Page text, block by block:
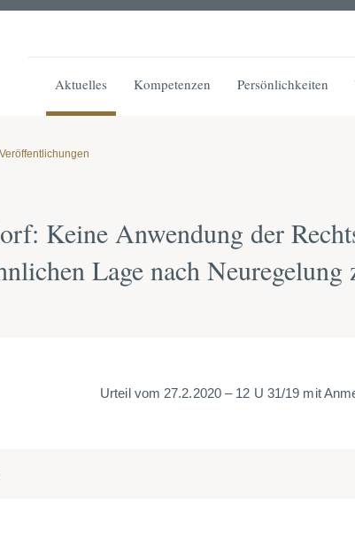
Aktuelles Kompetenzen Persönlichkeiten
Veröffentlichungen
Keine Anwendung der
Lage nach
Urteil vom 27.2.2020 – 12 U 31/19 mit